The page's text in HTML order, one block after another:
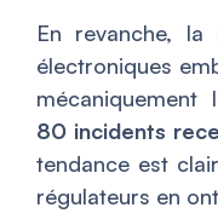
En revanche, la
électroniques
mécaniquement
80 incidents
tendance est
régulateurs en